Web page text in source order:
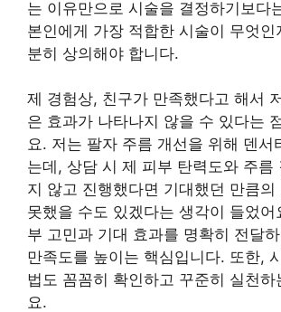
는 이유만으로 시술을 결정하기보다
본인에게 가장 적합한 시술이 무엇인
분히 상의해야 합니다.
제 경험상, 친구가 만족했다고 해서
은 효과가 나타나지 않을 수 있다는
요. 저는 팔자 주름 개선을 위해 덴서
는데, 상담 시 제 피부 탄력도와 주름
지 않고 진행했다면 기대했던 만큼의
못했을 수도 있겠다는 생각이 들었어
부 고민과 기대 효과를 명확히 전달
만족도를 높이는 핵심입니다. 또한,
법도 꼼꼼히 확인하고 꾸준히 실천하
요.